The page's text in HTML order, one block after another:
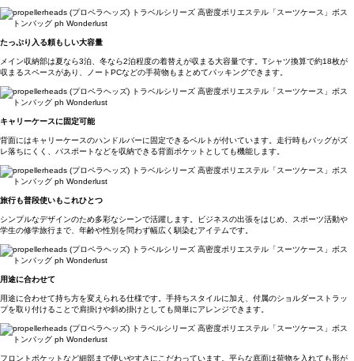
たっぷり入る頼もしい大容量
メイン収納部は夏なら3泊、冬なら2泊程度の着替えが収まる大容量です。Tシャツ換算で約18枚が
収まるスペースがあり、ノートPCなどの手荷物もまとめてパッキングできます。
キャリーケースに固定可能
背面にはキャリーケースのハンドルバーに固定できるベルトが付いています。走行時もバッグがズ
レ落ちにくく、パスポートなどを収納できる背面ポケットとしても機能します。
旅行も普段使いもこれひとつ
シンプルなデザインのため多彩なシーンで活躍します。ビジネスの出張をはじめ、スポーツ活動や
学生の修学旅行まで、年齢や性別を問わず幅広く馴染むアイテムです。
用途に合わせて
用途に合わせて持ち方を変えられる仕様です。手持ちスタイルに加え、付属のショルダーストラッ
プを取り付けることで肩掛けや斜め掛けとしても簡単にアレンジできます。
フロントポケットなど細部まで使いやすさにこだわっています。平らな底面は荷物を入れても形が